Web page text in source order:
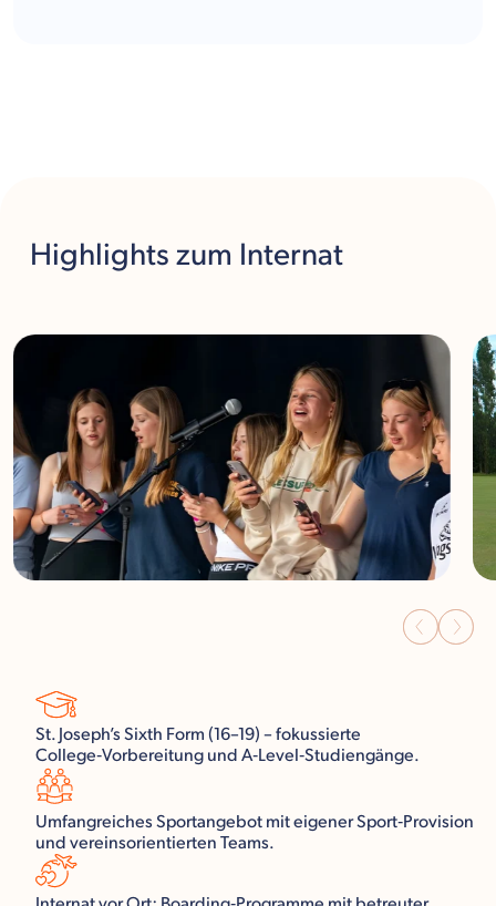
Highlights zum Internat
St. Joseph’s Sixth Form (16–19) – fokussierte
College‑Vorbereitung und A‑Level‑Studiengänge.
Umfangreiches Sportangebot mit eigener Sport‑Provision
und vereinsorientierten Teams.